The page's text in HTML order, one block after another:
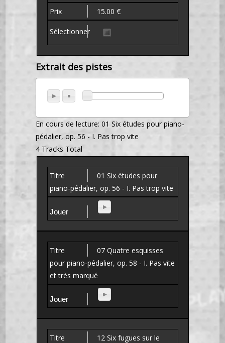
15.00 €
Extrait des pistes
En cours de lecture:01 Six études pour piano-
pédalier, op. 56 - I. Pas trop vite
4 Tracks Total
01 Six études pour
piano-pédalier, op. 56 - I. Pas trop vite
07 Quatre esquisses
pour piano-pédalier, op. 58 - I. Pas vite
et très marqué
12 Six fugues sur le